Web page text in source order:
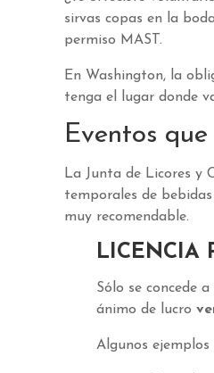
sirvas copas en la
permiso MAST.
En Washington, la
tenga el lugar donde
Eventos
La Junta de Licores y
temporales de
muy recomendable.
LICENCIA
Sólo se concede
ánimo de lucro
Algunos ejemplos